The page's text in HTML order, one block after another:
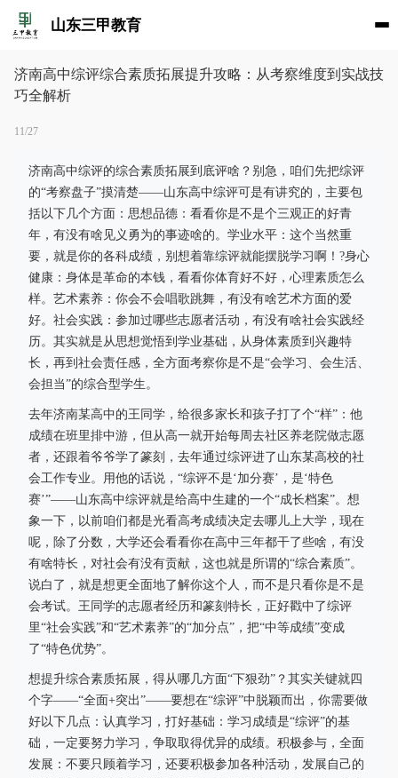
山东三甲教育
济南高中综评综合素质拓展提升攻略：从考察维度到实战技
巧全解析
11/27
济南高中综评的综合素质拓展到底评啥？别急，咱们先把综评
的“考察盘子”摸清楚——山东高中综评可是有讲究的，主要包
括以下几个方面：思想品德：看看你是不是个三观正的好青
年，有没有啥见义勇为的事迹啥的。学业水平：这个当然重
要，就是你的各科成绩，别想着靠综评就能摆脱学习啊！?身心
健康：身体是革命的本钱，看看你体育好不好，心理素质怎么
样。艺术素养：你会不会唱歌跳舞，有没有啥艺术方面的爱
好。社会实践：参加过哪些志愿者活动，有没有啥社会实践经
历。其实就是从思想觉悟到学业基础，从身体素质到兴趣特
长，再到社会责任感，全方面考察你是不是“会学习、会生活、
会担当”的综合型学生。
去年济南某高中的王同学，给很多家长和孩子打了个“样”：他
成绩在班里排中游，但从高一就开始每周去社区养老院做志愿
者，还跟着爷爷学了篆刻，去年通过综评进了山东某高校的社
会工作专业。用他的话说，“综评不是‘加分赛’，是‘特色
赛’”——山东高中综评就是给高中生建的一个“成长档案”。想
象一下，以前咱们都是光看高考成绩决定去哪儿上大学，现在
呢，除了分数，大学还会看看你在高中三年都干了些啥，有没
有啥特长，对社会有没有贡献，这也就是所谓的“综合素质”。
说白了，就是想更全面地了解你这个人，而不是只看你是不是
会考试。王同学的志愿者经历和篆刻特长，正好戳中了综评
里“社会实践”和“艺术素养”的“加分点”，把“中等成绩”变成
了“特色优势”。
想提升综合素质拓展，得从哪几方面“下狠劲”？其实关键就四
个字——“全面+突出”——要想在“综评”中脱颖而出，你需要做
好以下几点：认真学习，打好基础：学习成绩是“综评”的基
础，一定要努力学习，争取取得优异的成绩。积极参与，全面
发展：不要只顾着学习，还要积极参加各种活动，发展自己的